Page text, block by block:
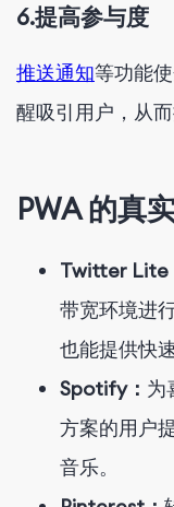
6.提高参与度
推送通知等功能
醒吸引用户，从
PWA 的真
Twitter Lite
带宽环境进
也能提供快
Spotify： 为
方案的用户
音乐。